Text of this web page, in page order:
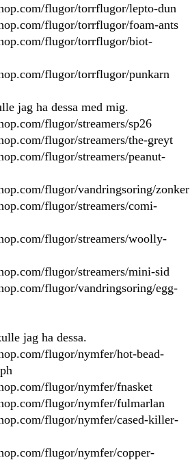
flugor/torrflugor/lepto-dun
flugor/torrflugor/foam-ants
flugor/torrflugor/biot-
flugor/torrflugor/punkarn
jag ha dessa med mig.
flugor/streamers/sp26
flugor/streamers/the-greyt
flugor/streamers/peanut-
flugor/vandringsoring/zonker
flugor/streamers/comi-
flugor/streamers/woolly-
flugor/streamers/mini-sid
flugor/vandringsoring/egg-
jag ha dessa.
flugor/nymfer/hot-bead-
flugor/nymfer/fnasket
flugor/nymfer/fulmarlan
flugor/nymfer/cased-killer-
flugor/nymfer/copper-